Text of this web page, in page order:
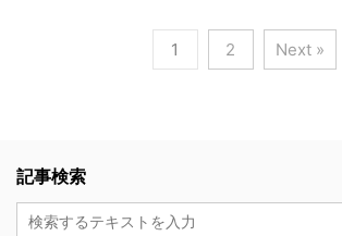
1 2 Next »
記事検索